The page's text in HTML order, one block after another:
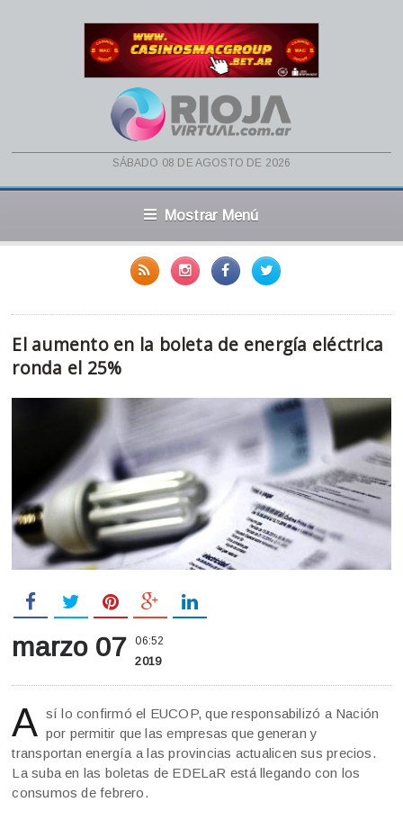
sábado 08 de agosto de 2026
Mostrar Menú
El aumento en la boleta de energía eléctrica
ronda el 25%
marzo 07 06:52
2019
A sí lo confirmó el EUCOP, que responsabilizó a Nación
por permitir que las empresas que generan y
transportan energía a las provincias actualicen sus precios.
La suba en las boletas de EDELaR está llegando con los
consumos de febrero.